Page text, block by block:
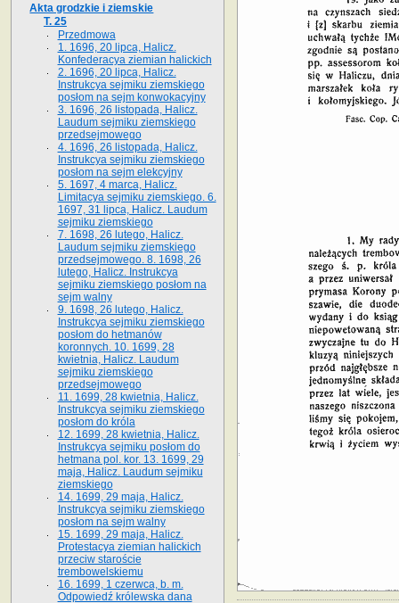
Akta grodzkie i ziemskie
T. 25
Przedmowa
1. 1696, 20 lipca, Halicz.
Konfederacya ziemian halickich
2. 1696, 20 lipca, Halicz.
Instrukcya sejmiku ziemskiego
posłom na sejm konwokacyjny
3. 1696, 26 listopada, Halicz.
Laudum sejmiku ziemskiego
przedsejmowego
4. 1696, 26 listopada, Halicz.
Instrukcya sejmiku ziemskiego
posłom na sejm elekcyjny
5. 1697, 4 marca, Halicz.
Limitacya sejmiku ziemskiego. 6.
1697, 31 lipca, Halicz. Laudum
sejmiku ziemskiego
7. 1698, 26 lutego, Halicz.
Laudum sejmiku ziemskiego
przedsejmowego. 8. 1698, 26
lutego, Halicz. Instrukcya
sejmiku ziemskiego posłom na
sejm walny
9. 1698, 26 lutego, Halicz.
Instrukcya sejmiku ziemskiego
posłom do hetmanów
koronnych. 10. 1699, 28
kwietnia, Halicz. Laudum
sejmiku ziemskiego
przedsejmowego
11. 1699, 28 kwietnia, Halicz.
Instrukcya sejmiku ziemskiego
posłom do króla
12. 1699, 28 kwietnia, Halicz.
Instrukcya sejmiku posłom do
hetmana pol. kor. 13. 1699, 29
maja, Halicz. Laudum sejmiku
ziemskiego
14. 1699, 29 maja, Halicz.
Instrukcya sejmiku ziemskiego
posłom na sejm walny
15. 1699, 29 maja, Halicz.
Protestacya ziemian halickich
przeciw staroście
trembowelskiemu
16. 1699, 1 czerwca, b. m.
Odpowiedź królewska dana